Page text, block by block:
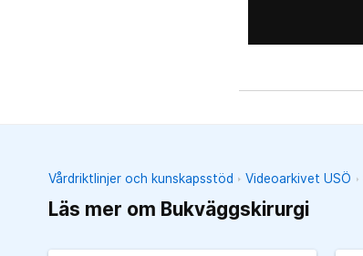
Vårdriktlinjer och kunskapsstöd Videoarkivet USÖ
Läs mer om Bukväggskirurgi